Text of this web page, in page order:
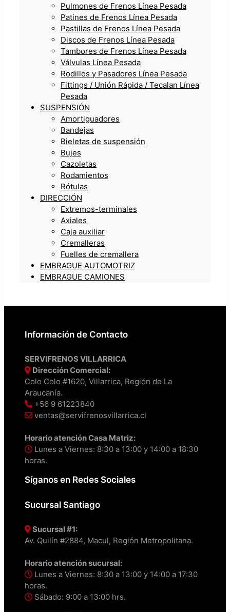
Pulmones de Frenos Línea Pesada
Patines de Frenos Línea Pesada
Pastillas de Frenos Línea Pesada
Discos de Frenos Línea Pesada
Tambores de Frenos Línea Pesada
Válvulas Línea Pesada
Rodillos y Pasadores Línea Pesada
Fittings / Unión Rápida / Tecalan Línea
Pesada
SUSPENSIÓN
Amortiguadores
Bandejas
Bieletas de suspensión
Bujes
Cazoletas
Rodamientos
Rótulas
DIRECCIÓN
Extremos-terminales
Axiales
Caja auxiliar
Cremalleras
Fuelles de cremallera
EMBRAGUE AUTOMOTRIZ
EMBRAGUE CAMIONES
Información de Contacto
SERVIFRENOS VILLARRICA
Dirección Comercial:
Colo Colo #1620, Villarrica, Región de La
Araucanía.
+56 9 61223840
ventas@servifrenosvillarrica.cl
Horario atención Casa Matriz:
Lunes a Viernes: 8:30 a 13:00 y 14:00 a 18:30
horas.
Síganos en Redes Sociales
Sucursal Santiago
Sucursal #1:
Av. Quilín #2884, Macul, Región Metropolitana.
Horario atención sucursal:
Lunes a Viernes: 8:30 a 13:00 y 14:00 a 17:30
horas.
Sábado: 9:00 a 13:00 hrs.